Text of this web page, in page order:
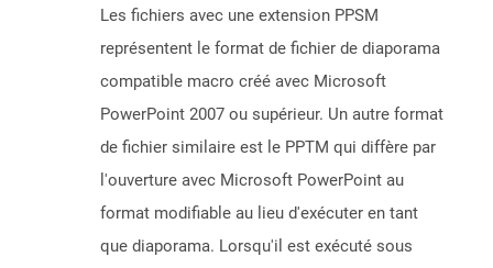
Les fichiers avec une extension PPSM
représentent le format de fichier de diaporama
compatible macro créé avec Microsoft
PowerPoint 2007 ou supérieur. Un autre format
de fichier similaire est le PPTM qui diffère par
l'ouverture avec Microsoft PowerPoint au
format modifiable au lieu d'exécuter en tant
que diaporama. Lorsqu'il est exécuté sous